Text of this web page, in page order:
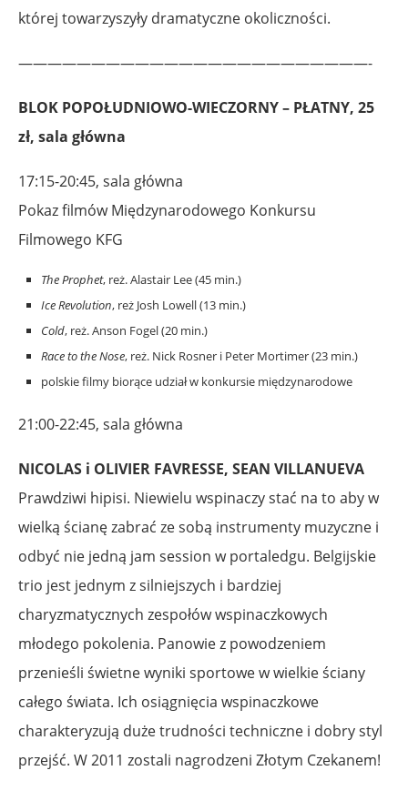
której towarzyszyły dramatyczne okoliczności.
————————————————————————-
BLOK POPOŁUDNIOWO-WIECZORNY – PŁATNY, 25
zł, sala główna
17:15-20:45, sala główna
Pokaz filmów Międzynarodowego Konkursu
Filmowego KFG
The Prophet, reż. Alastair Lee (45 min.)
Ice Revolution, reż Josh Lowell (13 min.)
Cold, reż. Anson Fogel (20 min.)
Race to the Nose, reż. Nick Rosner i Peter Mortimer (23 min.)
polskie filmy biorące udział w konkursie międzynarodowe
21:00-22:45, sala główna
NICOLAS i OLIVIER FAVRESSE, SEAN VILLANUEVA
Prawdziwi hipisi. Niewielu wspinaczy stać na to aby w
wielką ścianę zabrać ze sobą instrumenty muzyczne i
odbyć nie jedną jam session w portaledgu. Belgijskie
trio jest jednym z silniejszych i bardziej
charyzmatycznych zespołów wspinaczkowych
młodego pokolenia. Panowie z powodzeniem
przenieśli świetne wyniki sportowe w wielkie ściany
całego świata. Ich osiągnięcia wspinaczkowe
charakteryzują duże trudności techniczne i dobry styl
przejść. W 2011 zostali nagrodzeni Złotym Czekanem!